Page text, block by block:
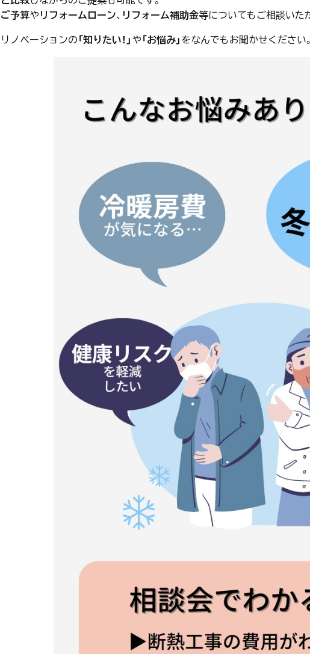
ご予算やリフォームローン、 リフォーム補助金等についてもご相談いた
リノベーションの「知りたい！」や「お悩み」をなんでもお聞かせください